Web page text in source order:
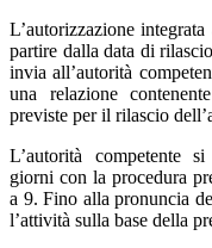
L’autorizzazione
partire dalla data di
invia all’autorità
una relazione
previste per il rilascio
L’autorità competente
giorni con la procedura
a 9. Fino alla pronuncia
l’attività sulla base della